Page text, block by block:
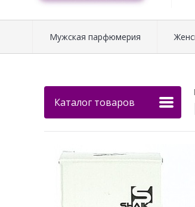
Мужская парфюмерия
Каталог товаров